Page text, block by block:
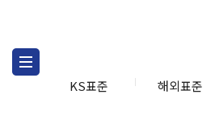
KS표준 해외표준